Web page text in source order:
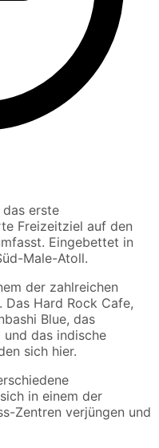
das erste
Freizeitziel auf den
Eingebettet in
Male-Atoll.
der zahlreichen
Das Hard Rock Cafe,
Blue, das
das indische
sich hier.
in einem der
Zentren verjüngen und